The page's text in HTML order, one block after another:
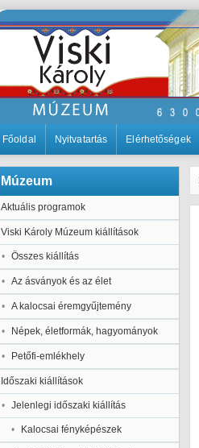
Főoldal Nyitvatartás Elérhetőségek
Múzeum
Aktuális programok
Viski Károly Múzeum kiállítások
Összes kiállítás
Az ásványok és az élet
A kalocsai éremgyűjtemény
Népek, életformák, hagyományok
Petőfi-emlékhely
Időszaki kiállítások
Jelenlegi időszaki kiállítás
Kalocsai fényképészek